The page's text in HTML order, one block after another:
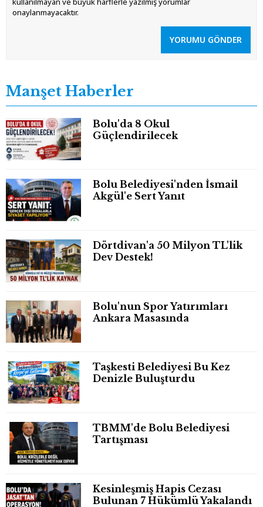
onaylanmayacaktır.
YORUMU GÖNDER
Manşet Haberler
Bolu'da 8 Okul
Güçlendirilecek
Bolu Belediyesi'nden İsmail
Akgül'e Sert Yanıt
Dörtdivan'a 50 Milyon TL'lik
Dev Destek!
Bolu'nun Spor Yatırımları
Ankara Masasında
Taşkesti Belediyesi Bu Kez
Denizle Buluşturdu
TBMM'de Bolu Belediyesi
Tartışması
Kesinleşmiş Hapis Cezası
Bulunan 7 Hükümlü Yakalandı